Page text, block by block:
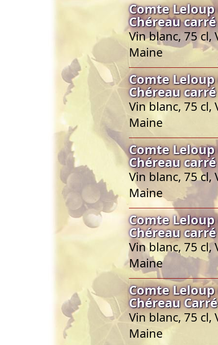
Comte
Chéreau carré
Vin blanc, 75 cl,
Maine
Comte
Chéreau carré
Vin blanc, 75 cl,
Maine
Comte
Chéreau carré
Vin blanc, 75 cl,
Maine
Comte
Chéreau carré
Vin blanc, 75 cl,
Maine
Comte
Chéreau Carré
Vin blanc, 75 cl,
Maine